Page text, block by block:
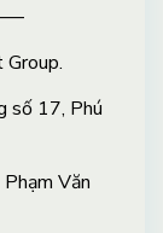
số 17, Phú
Văn